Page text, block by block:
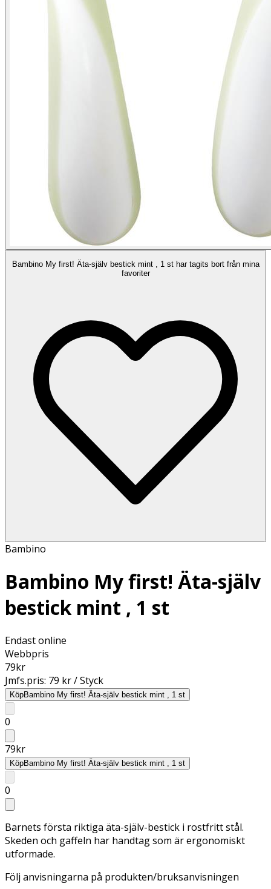
Bambino My first! Äta-själv bestick mint , 1 st har tagits bort från mina
favoriter
Bambino
Bambino My first! Äta-själv
bestick mint , 1 st
Endast online
Webbpris
79kr
Jmfs.pris: 79 kr / Styck
KöpBambino My first! Äta-själv bestick mint , 1 st
0
79kr
KöpBambino My first! Äta-själv bestick mint , 1 st
0
Barnets första riktiga äta-själv-bestick i rostfritt stål.
Skeden och gaffeln har handtag som är ergonomiskt
utformade.
Följ anvisningarna på produkten/bruksanvisningen